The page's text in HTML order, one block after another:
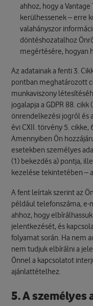
ahhoz, hogy a
kerülhessenek – erre
valahányszor
döntéshozatalhoz
megértésére, hogyan
Az adatainak a fenti 3.
pontban meghatározott
munkaviszony
jogalapja a GDPR 88.
önrendelkezési jogról és
évi CXII. törvény 5. cikke,
Amennyiben Ön
esetekben személyes
(1) bekezdés a) pontja,
kezelése tekintetében –
A fent leírtak szerint az
például telefonszáma, e-
ahhoz, hogy
jelentkezését, és
folyamat során. Ha nem
nem tudjuk elbírálni a
Önnel a kapcsolatot
ajánlattételhez.
5. A